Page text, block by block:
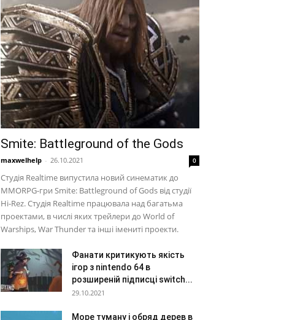
Smite: Battleground of the Gods
maxwelhelp - 26.10.2021 0
Студія Realtime випустила новий синематик до
MMORPG-гри Smite: Battleground of Gods від студії
Hi-Rez. Студія Realtime працювала над багатьма
проектами, в числі яких трейлери до World of
Warships, War Thunder та інші імениті проекти.
Фанати критикують якість
ігор з nintendo 64 в
розширеній підписці switch...
29.10.2021
Море туману і обряд дерев в